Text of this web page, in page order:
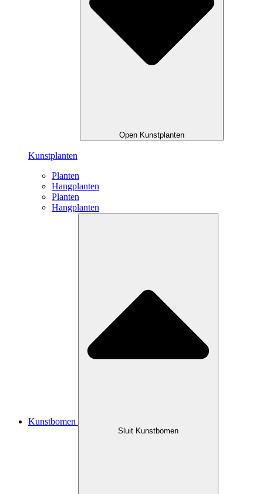
Open Kunstplanten
Kunstplanten
Planten
Hangplanten
Planten
Hangplanten
Kunstbomen
Sluit Kunstbomen